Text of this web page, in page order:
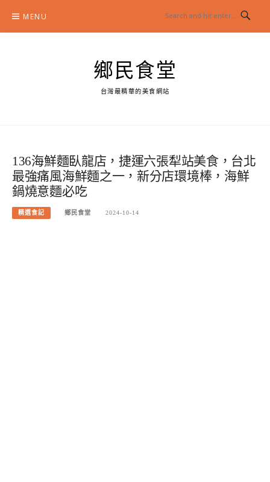
content
MENU
鄉民食堂
台灣最精華的美食網站
136海鮮麵臥龍店，捷運六張犁站美食，台北
最強痛風海鮮麵之一，新分店環境棒，海鮮
鍋燒意麵必吃
精選食記 鄉民食堂 2024-10-14